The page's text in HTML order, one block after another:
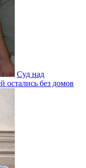
Суд над
остались без домов